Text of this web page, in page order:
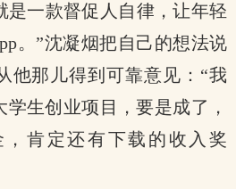
是一款督促人自律，让年轻
。”沈凝烟把自己的想法说
他那儿得到可靠意见：“我
生创业项目，要是成了，
肯定还有下载的收入奖